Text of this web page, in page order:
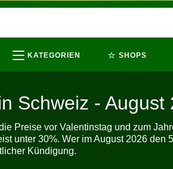
KATEGORIEN ⭐ SHOPS
Schweiz - August
Preise vor Valentinstag und zum
unter 30%. Wer im August 2026 den
Kündigung.